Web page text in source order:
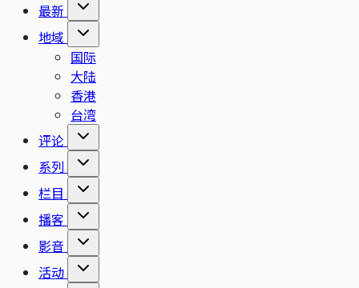
最新
地域
国际
大陆
香港
台湾
评论
系列
栏目
播客
影音
活动